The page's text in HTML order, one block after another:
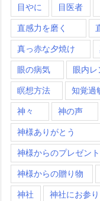
目やに 目医者
直感力を磨く
真っ赤な夕焼け
眼の病気 眼内レ
瞑想方法 知覚過
神々 神の声
神様ありがとう
神様からのプレゼント
神様からの贈り物
神社 神社にお参り